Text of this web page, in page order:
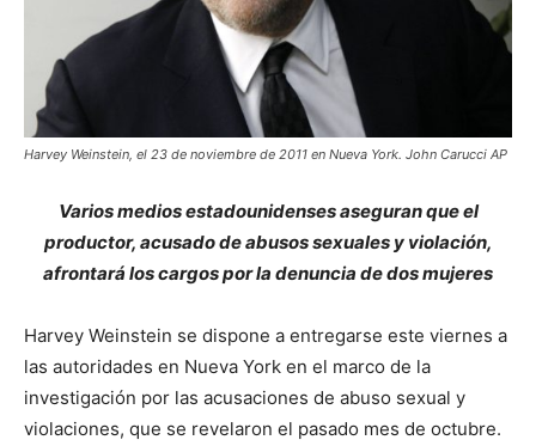
Harvey Weinstein, el 23 de noviembre de 2011 en Nueva York. John Carucci AP
Varios medios estadounidenses aseguran que el
productor, acusado de abusos sexuales y violación,
afrontará los cargos por la denuncia de dos mujeres
Harvey Weinstein se dispone a entregarse este viernes a
las autoridades en Nueva York en el marco de la
investigación por las acusaciones de abuso sexual y
violaciones, que se revelaron el pasado mes de octubre.